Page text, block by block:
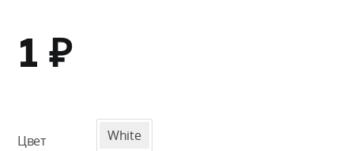
1₽
Цвет White